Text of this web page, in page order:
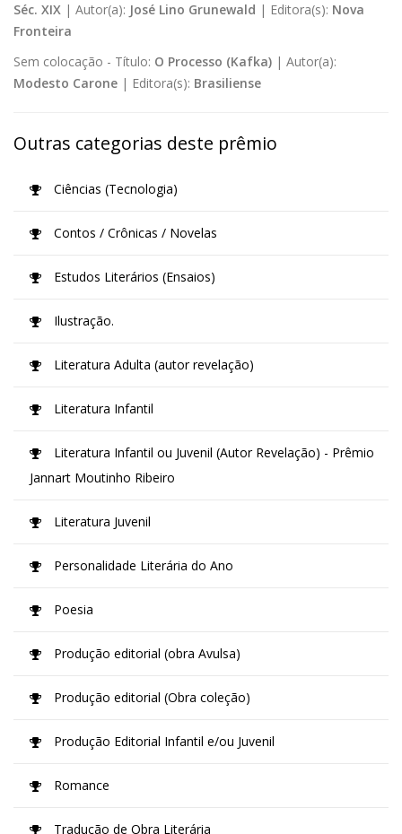
Séc. XIX | Autor(a): José Lino Grunewald | Editora(s): Nova
Fronteira
Sem colocação - Título: O Processo (Kafka) | Autor(a):
Modesto Carone | Editora(s): Brasiliense
Outras categorias deste prêmio
Ciências (Tecnologia)
Contos / Crônicas / Novelas
Estudos Literários (Ensaios)
Ilustração.
Literatura Adulta (autor revelação)
Literatura Infantil
Literatura Infantil ou Juvenil (Autor Revelação) - Prêmio
Jannart Moutinho Ribeiro
Literatura Juvenil
Personalidade Literária do Ano
Poesia
Produção editorial (obra Avulsa)
Produção editorial (Obra coleção)
Produção Editorial Infantil e/ou Juvenil
Romance
Tradução de Obra Literária